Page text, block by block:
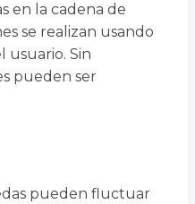
en la cadena de
se realizan usando
usuario. Sin
pueden ser
pueden fluctuar